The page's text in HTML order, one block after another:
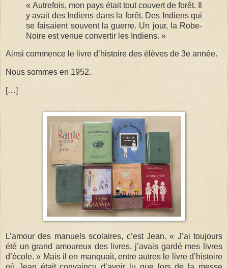
« Autrefois, mon pays était tout couvert de forêt. Il
y avait des Indiens dans la forêt. Des Indiens qui
se faisaient souvent la guerre. Un jour, la Robe-
Noire est venue convertir les Indiens. »
Ainsi commence le livre d’histoire des élèves de 3e année.
Nous sommes en 1952.
[…]
L’amour des manuels scolaires, c’est Jean. « J’ai toujours
été un grand amoureux des livres, j’avais gardé mes livres
d’école. » Mais il en manquait, entre autres le livre d’histoire